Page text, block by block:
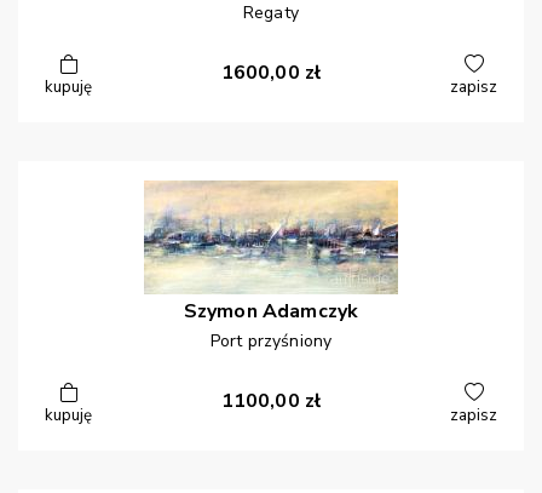
Regaty
kupuję
1600,00 zł
zapisz
Szymon Adamczyk
Port przyśniony
kupuję
1100,00 zł
zapisz